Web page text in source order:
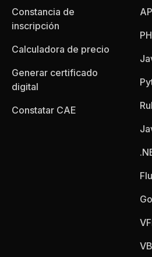
Constancia de
inscripción
Calculadora de precio
Generar certificado
digital
Constatar CAE